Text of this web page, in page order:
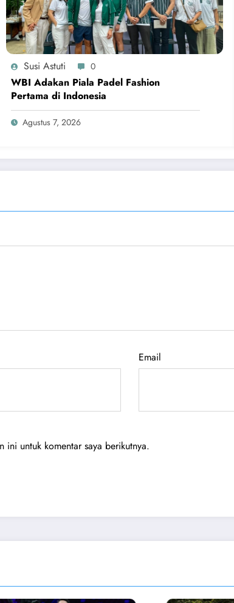
Susi Astuti 0
WBI Adakan Piala Padel Fashion
Pertama di Indonesia
Agustus 7, 2026
Email
untuk komentar saya berikutnya.